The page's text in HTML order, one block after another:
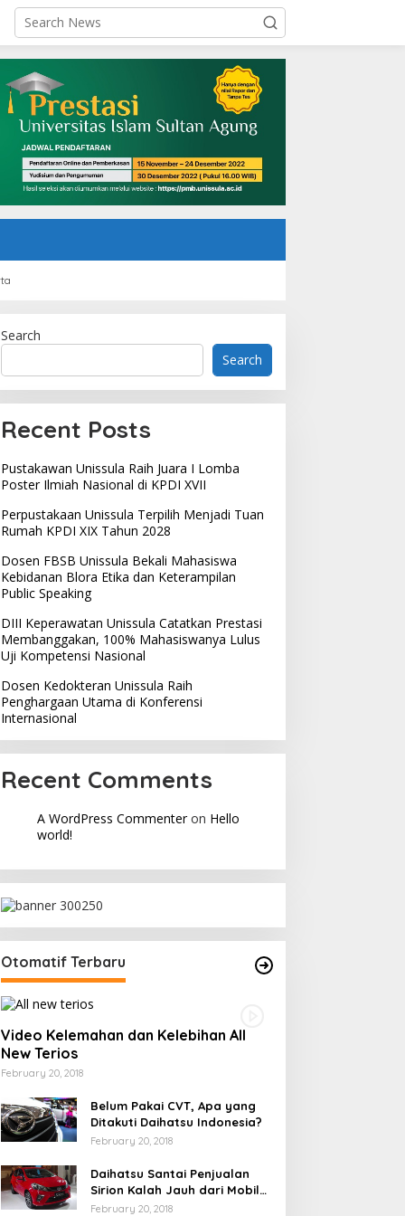
Search
Search
Recent Posts
Pustakawan Unissula Raih Juara I Lomba
Poster Ilmiah Nasional di KPDI XVII
Perpustakaan Unissula Terpilih Menjadi Tuan
Rumah KPDI XIX Tahun 2028
Dosen FBSB Unissula Bekali Mahasiswa
Kebidanan Blora Etika dan Keterampilan
Public Speaking
DIII Keperawatan Unissula Catatkan Prestasi
Membanggakan, 100% Mahasiswanya Lulus
Uji Kompetensi Nasional
Dosen Kedokteran Unissula Raih
Penghargaan Utama di Konferensi
Internasional
Recent Comments
A WordPress Commenteron Hello
world!
Otomatif Terbaru
Video Kelemahan dan Kelebihan All
New Terios
February 20, 2018
Belum Pakai CVT, Apa yang
Ditakuti Daihatsu Indonesia?
February 20, 2018
Daihatsu Santai Penjualan
Sirion Kalah Jauh dari Mobil
LCGC
February 20, 2018